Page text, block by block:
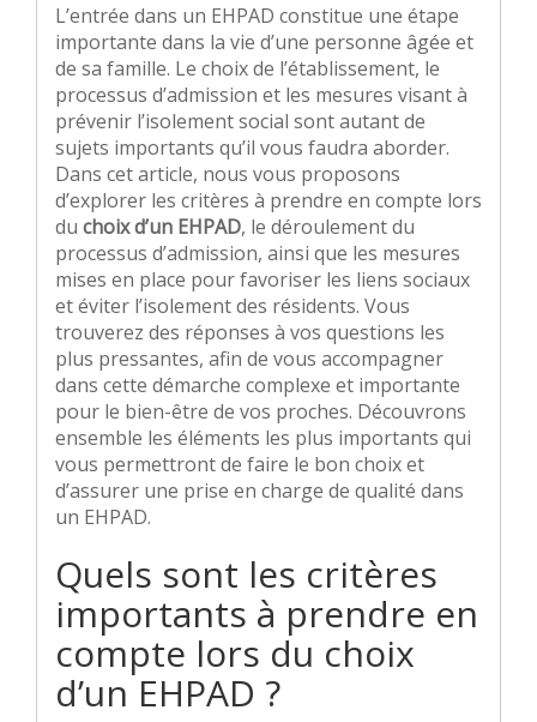
L’entrée dans un EHPAD constitue une étape
importante dans la vie d’une personne âgée et
de sa famille. Le choix de l’établissement, le
processus d’admission et les mesures visant à
prévenir l’isolement social sont autant de
sujets importants qu’il vous faudra aborder.
Dans cet article, nous vous proposons
d’explorer les critères à prendre en compte lors
du choix d’un EHPAD, le déroulement du
processus d’admission, ainsi que les mesures
mises en place pour favoriser les liens sociaux
et éviter l’isolement des résidents. Vous
trouverez des réponses à vos questions les
plus pressantes, afin de vous accompagner
dans cette démarche complexe et importante
pour le bien-être de vos proches. Découvrons
ensemble les éléments les plus importants qui
vous permettront de faire le bon choix et
d’assurer une prise en charge de qualité dans
un EHPAD.
Quels sont les critères
importants à prendre en
compte lors du choix
d’un EHPAD ?